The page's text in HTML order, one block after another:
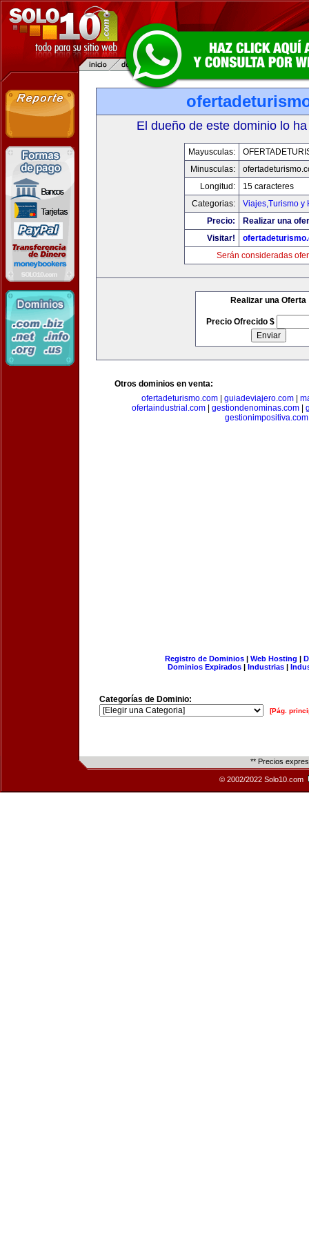
El dueño de este dominio lo
Mayusculas:
Minusculas:
Longitud:
15 caracteres
Categorias:
Viajes,Turismo y
Precio:
Realizar una
Visitar!
Serán consideradas
Realizar una Oferta
Precio Ofrecido $
Otros dominios en venta:
ofertadeturismo.com| guiadeviajero.com|
ofertaindustrial.com| gestiondenominas.com|
gestionimpositiva.com
Registro de Dominios| Web Hosting |
Dominios Expirados | Industrias |
Categorías de Dominio:
[Pág.
** Precios
© 2002/2022 Solo10.com